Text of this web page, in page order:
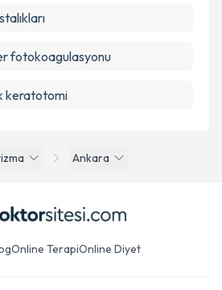
Ankara
fotokoagulasyonu
keratotomi
Online TerapiOnline Diyet